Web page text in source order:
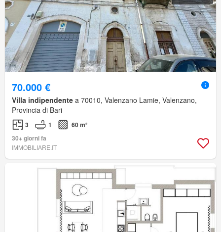
70.000 €
Villa indipendente a 70010, Valenzano Lamie, Valenzano,
Provincia di Bari
3 1
60 m²
30+ giorni fa
IMMOBILIARE.IT